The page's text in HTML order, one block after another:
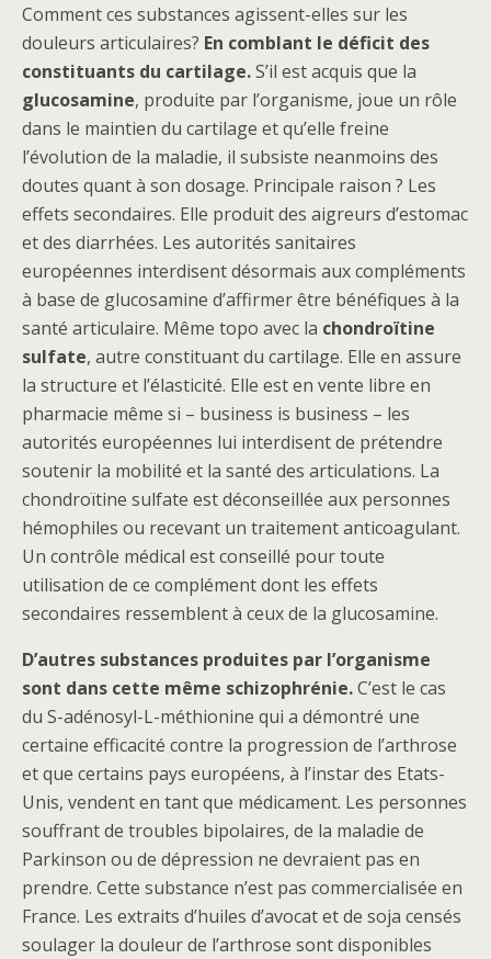
Comment ces substances agissent-elles sur les
douleurs articulaires? En comblant le déficit des
constituants du cartilage.S’il est acquis que la
glucosamine, produite par l’organisme, joue un rôle
dans le maintien du cartilage et qu’elle freine
l’évolution de la maladie, il subsiste neanmoins des
doutes quant à son dosage. Principale raison ? Les
effets secondaires. Elle produit des aigreurs d’estomac
et des diarrhées. Les autorités sanitaires
européennes interdisent désormais aux compléments
à base de glucosamine d’affirmer être bénéfiques à la
santé articulaire. Même topo avec la chondroïtine
sulfate, autre constituant du cartilage. Elle en assure
la structure et l’élasticité. Elle est en vente libre en
pharmacie même si – business is business – les
autorités européennes lui interdisent de prétendre
soutenir la mobilité et la santé des articulations. La
chondroïtine sulfate est déconseillée aux personnes
hémophiles ou recevant un traitement anticoagulant.
Un contrôle médical est conseillé pour toute
utilisation de ce complément dont les effets
secondaires ressemblent à ceux de la glucosamine.
D’autres substances produites par l’organisme
sont dans cette même schizophrénie.C’est le cas
du S-adénosyl-L-méthionine qui a démontré une
certaine efficacité contre la progression de l’arthrose
et que certains pays européens, à l’instar des Etats-
Unis, vendent en tant que médicament. Les personnes
souffrant de troubles bipolaires, de la maladie de
Parkinson ou de dépression ne devraient pas en
prendre. Cette substance n’est pas commercialisée en
France. Les extraits d’huiles d’avocat et de soja censés
soulager la douleur de l’arthrose sont disponibles